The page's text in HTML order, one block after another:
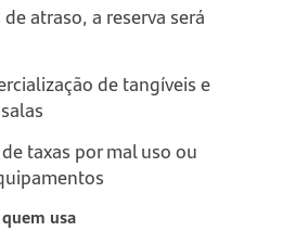
atraso, a reserva será
de tangíveis e
taxas por mal uso ou
usa